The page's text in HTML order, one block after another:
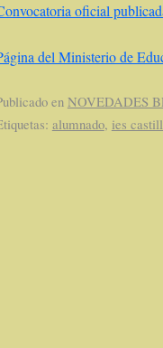
oficial
del Ministerio de
en NOVEDADES
alumnado, ies